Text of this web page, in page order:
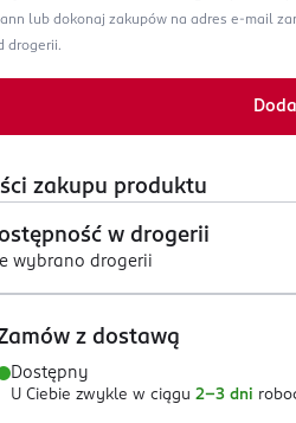
lub dokonaj zakupów na adres e-mail
drogerii.
zakupu produktu
w drogerii
wybrano drogerii
z dostawą
Dostępny
U Ciebie zwykle w ciągu 2-3 dni